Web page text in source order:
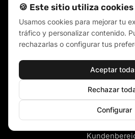
LED bildschirme für
LED
ÜBER
Warum Visual LED
LED-Bildschirm-
Kontakt
Technischer support
🍪 Este sitio utiliza cookies
Usamos cookies para mejorar tu
tráfico y personalizar contenido.
rechazarlas o configurar tus
Aceptar
Rechazar
Configurar